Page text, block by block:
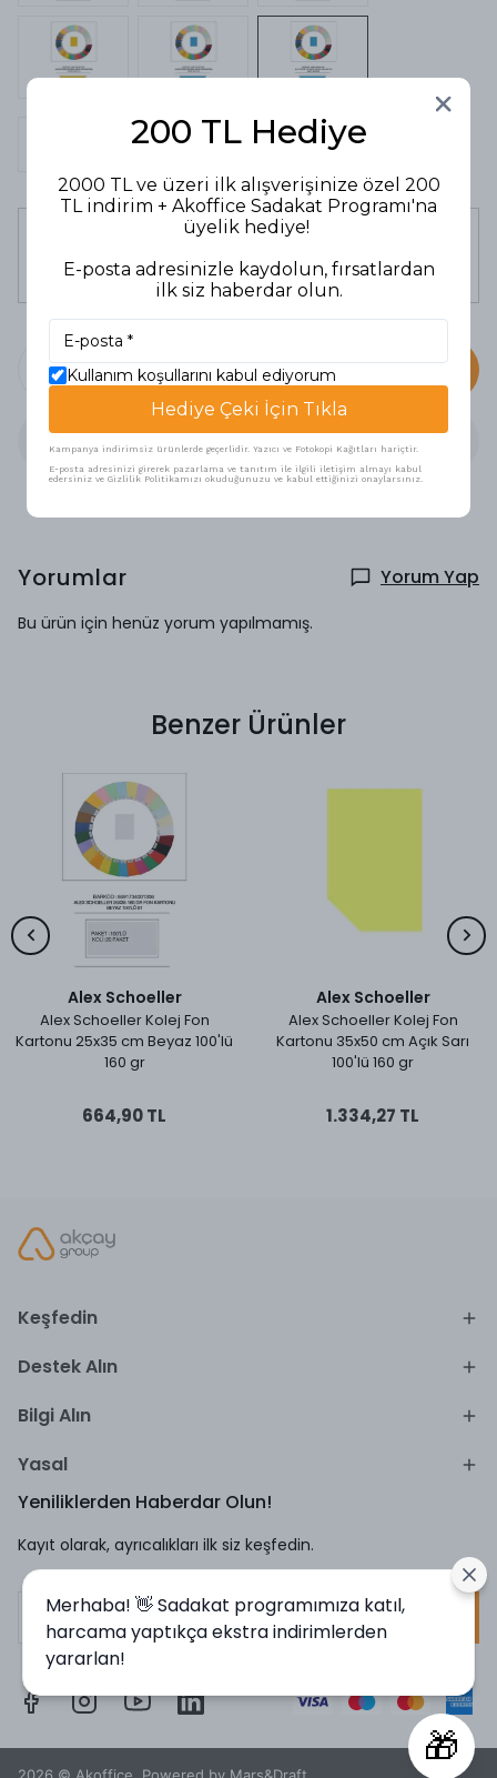
Scotch Stick Yapıştırıcı 8 gr 6208D
124,90 TL 106,17 TL
SEPETE EKLE
Yorumlar Yorum Yap
Bu ürün için henüz yorum yapılmamış.
Benzer Ürünler
Alex Schoeller
Alex Schoeller Kolej Fon
Kartonu 25x35 cm Beyaz 100'lü
160 gr
664,90 TL
Alex Schoeller
Alex Schoeller Kolej Fon
Kartonu 35x50 cm Açık Sarı
100'lü 160 gr
1.334,27 TL
Keşfedin
Destek Alın
Bilgi Alın
Yasal
Yeniliklerden Haberdar Olun!
Kayıt olarak, ayrıcalıkları ilk siz keşfedin.
200 TL Hediye
2000 TL ve üzeri ilk alışverişinize özel 200
TL indirim + Akoffice Sadakat Programı'na
üyelik hediye!
E-posta adresinizle kaydolun, fırsatlardan
ilk siz haberdar olun.
Kullanım koşullarını kabul ediyorum
Hediye Çeki İçin Tıkla
Kampanya indirimsiz ürünlerde geçerlidir. Yazıcı ve Fotokopi Kağıtları hariçtir.
E-posta adresinizi girerek pazarlama ve tanıtım ile ilgili iletişim almayı kabul
edersiniz ve Gizlilik Politikamızı okuduğunuzu ve kabul ettiğinizi onaylarsınız.
Merhaba! 👋 Sadakat programımıza katıl,
harcama yaptıkça ekstra indirimlerden
yararlan!
🎁